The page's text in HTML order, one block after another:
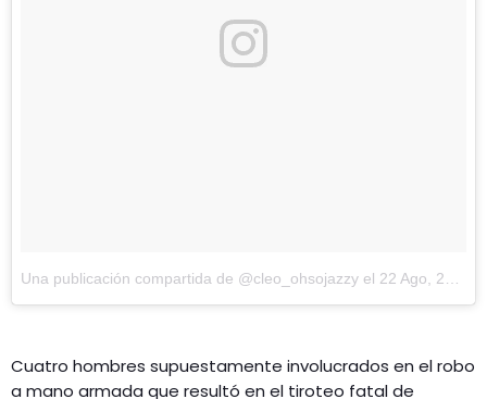
Una publicación compartida de @cleo_ohsojazzy el 22 Ago, 2018 a las 9:15 PDT
Cuatro hombres supuestamente involucrados en el robo
a mano armada que resultó en el tiroteo fatal de